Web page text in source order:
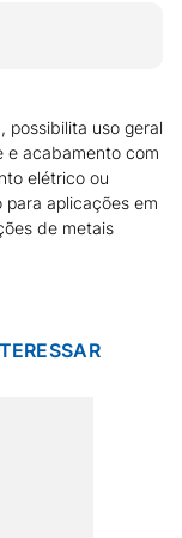
possibilita uso geral
e acabamento com
elétrico ou
aplicações em
de metais